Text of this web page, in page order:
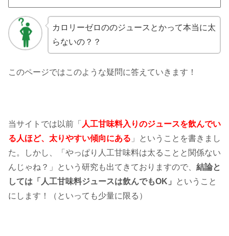
カロリーゼロののジュースとかって本当に太
らないの？？
このページではこのような疑問に答えていきます！
当サイトでは以前「 人工甘味料入りのジュースを飲んでい
る人ほど、太りやすい傾向にある 」ということを書きまし
た。しかし、「やっぱり人工甘味料は太ることと関係ない
んじゃね？」という研究も出てきておりますので、 結論と
しては「人工甘味料ジュースは飲んでもOK」
ということ
にします！（といっても少量に限る）